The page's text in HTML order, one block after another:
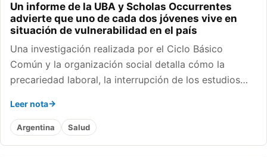
Un informe de la UBA y Scholas Occurrentes
advierte que uno de cada dos jóvenes vive en
situación de vulnerabilidad en el país
Una investigación realizada por el Ciclo Básico
Común y la organización social detalla cómo la
precariedad laboral, la interrupción de los estudios…
Leer nota
Argentina Salud